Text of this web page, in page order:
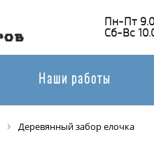
Пн-Пт
Сб-Вс
Наши работы
Деревянный забор елочка